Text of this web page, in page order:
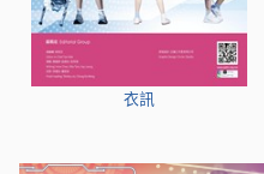
衣訊